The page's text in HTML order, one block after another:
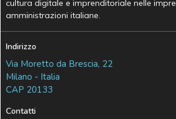
cultura digitale e imprenditoriale nelle
amministrazioni italiane.
Indirizzo
Via Moretto da Brescia, 22
Milano - Italia
CAP 20133
Contatti